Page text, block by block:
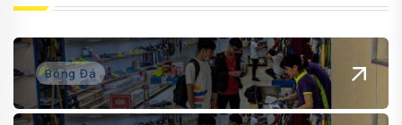
Bóng Đá